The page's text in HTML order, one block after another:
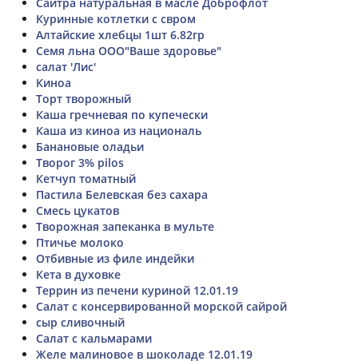
Куринные котлетки с свром
Алтайские хлебцы 1шт 6.82гр
Семя льна ООО"Ваше здоровье"
салат 'Лис'
Киноа
Торт творожный
Каша гречневая по купечески
Каша из киноа из националь
Банановые оладьи
Творог 3% pilos
Кетчуп томатный
Пастила Белевская без сахара
Смесь цукатов
Творожная запеканка в мульте
Птичье молоко
Отбивные из филе индейки
Кета в духовке
Террин из печени куриной 12.01.19
Салат с консервированной морской сайрой
сыр сливочный
Салат с кальмарами
Желе малиновое в шоколаде 12.01.19